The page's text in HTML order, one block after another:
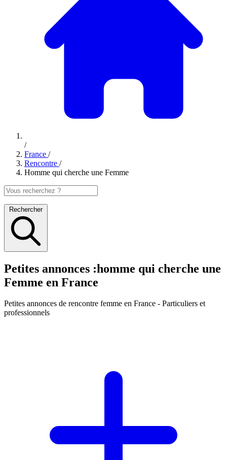
/
France /
Rencontre /
Homme qui cherche une Femme
Rechercher
Petites annonces :homme qui cherche une
Femme en France
Petites annonces de rencontre femme en France - Particuliers et
professionnels